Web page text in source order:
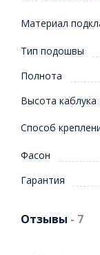
Материал
Тип подошвы
Полнота
Высота каблука
Способ
Фасон
Гарантия
Отзывы - 7